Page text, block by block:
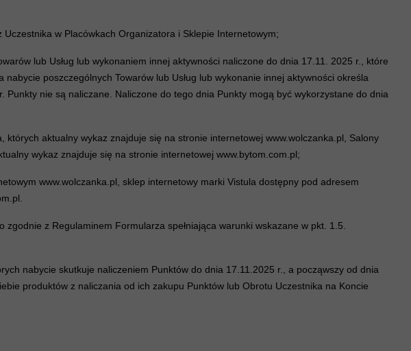
w Placówkach Organizatora i Sklepie Internetowym;
lub Usług lub wykonaniem innej aktywności naliczone do dnia 17.11. 2025 r., które
poszczególnych Towarów lub Usług lub wykonanie innej aktywności określa
nie są naliczane. Naliczone do tego dnia Punkty mogą być wykorzystane do dnia
aktualny wykaz znajduje się na stronie internetowej www.wolczanka.pl, Salony
wykaz znajduje się na stronie internetowej www.bytom.com.pl;
www.wolczanka.pl, sklep internetowy marki Vistula dostępny pod adresem
z Regulaminem Formularza spełniająca warunki wskazane w pkt. 1.5.
nabycie skutkuje naliczeniem Punktów do dnia 17.11.2025 r., a począwszy od dnia
produktów z naliczania od ich zakupu Punktów lub Obrotu Uczestnika na Koncie